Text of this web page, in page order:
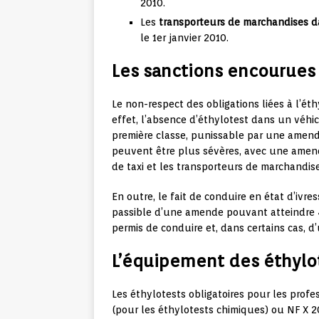
2010.
Les transporteurs de marchandises
le 1er janvier 2010.
Les sanctions
Le non-respect des obligations liées à
effet, l’absence d’éthylotest dans un
première classe, punissable par une
peuvent être plus sévères, avec une
de taxi et les transporteurs de
En outre, le fait de conduire en état
passible d’une amende pouvant atteindre
permis de conduire et, dans certains cas,
L’équipement des
Les éthylotests obligatoires pour les
(pour les éthylotests chimiques) ou NF X